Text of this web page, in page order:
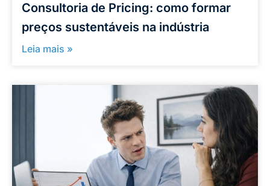
Consultoria de Pricing: como formar
preços sustentáveis na indústria
Leia mais »